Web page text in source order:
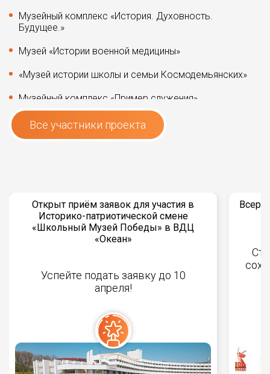
Музейный комплекс «История. Духовность.
Будущее.»
Музей «Истории военной медицины»
«Музей истории школы и семьи Космодемьянских»
Музейный комплекс «Пример служения»
Военно-патриотический музей «Истоки»
Музей «Память времен»
Музейный центр «Связь времён»
воспитания «Защитники Родины»
Музей боевой славы 569-го штурмового
авиационного Осовецкого, Краснознаменного,
ордена Суворова III степени полка
Музей Боевой Славы Краснознаменного
Северного флота Российской Федерации
«Защитники Заполярья»
Все участники проекта
Открыт приём заявок для участия в
Историко-патриотической смене
«Школьный Музей Победы» в ВДЦ
«Океан»
Успейте подать заявку до 10
апреля!